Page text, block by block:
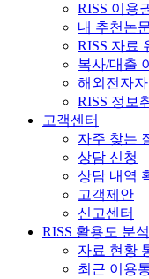
RISS 이용
내 추천논
RISS 자료
복사/대출
해외전자
RISS 정보
고객센터
자주 찾는
상담 신청
상담 내역
고객제안
신고센터
RISS 활용도 분석
자료 현황
최근 이용